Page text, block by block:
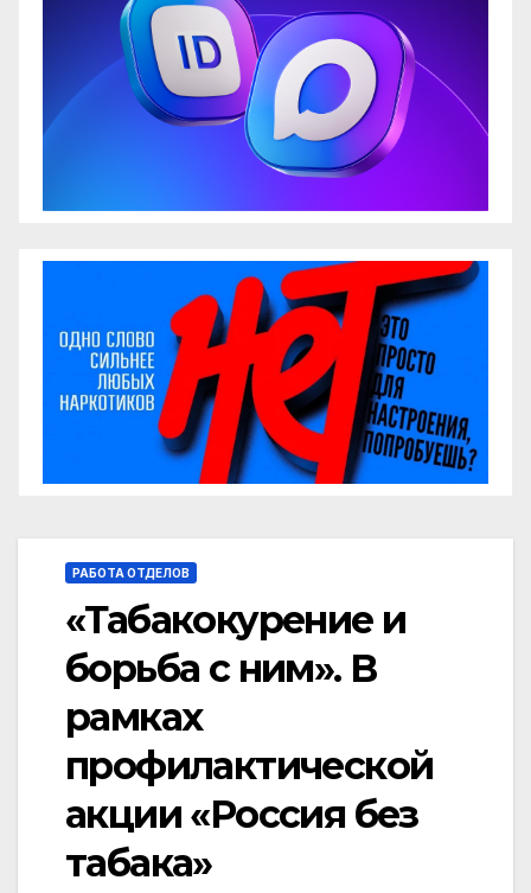
РАБОТА ОТДЕЛОВ
«Табакокурение и
борьба с ним». В
рамках
профилактической
акции «Россия без
табака»